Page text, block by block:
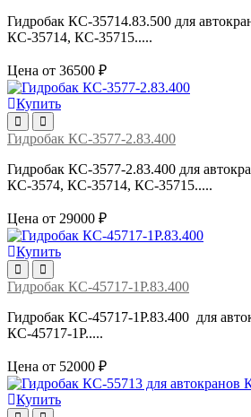
Гидробак КС-35714.83.500 для
КС-35714, КС-35715.....
Цена от 36500 ₽
Купить
Гидробак КС-3577-2.83.400
Гидробак КС-3577-2.83.400 для
КС-3574, КС-35714, КС-35715.....
Цена от 29000 ₽
Купить
Гидробак КС-45717-1Р.83.400
Гидробак КС-45717-1Р.83.400 для
КС-45717-1Р.....
Цена от 52000 ₽
Купить